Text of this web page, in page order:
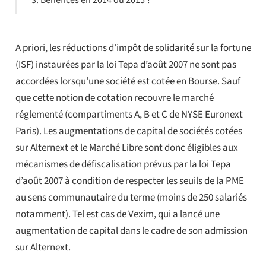
A priori, les réductions d’impôt de solidarité sur la fortune
(ISF) instaurées par la loi Tepa d’août 2007 ne sont pas
accordées lorsqu’une société est cotée en Bourse. Sauf
que cette notion de cotation recouvre le marché
réglementé (compartiments A, B et C de NYSE Euronext
Paris). Les augmentations de capital de sociétés cotées
sur Alternext et le Marché Libre sont donc éligibles aux
mécanismes de défiscalisation prévus par la loi Tepa
d’août 2007 à condition de respecter les seuils de la PME
au sens communautaire du terme (moins de 250 salariés
notamment). Tel est cas de Vexim, qui a lancé une
augmentation de capital dans le cadre de son admission
sur Alternext.